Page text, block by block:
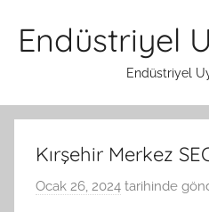
atlaEndüstriyel
Endüstriyel
Kırşehir Merkez
Ocak 26, 2024 tarihinde